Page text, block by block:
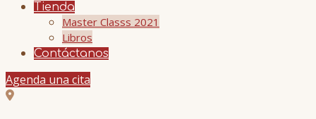
Tienda
Master Classs 2021
Libros
Contáctanos
Agenda una cita